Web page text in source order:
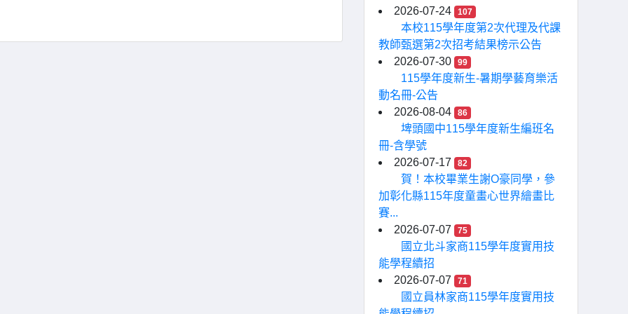
2026-07-24
107
本校115學年度第2次代理及代課
教師甄選第2次招考結果榜示公告
2026-07-30
99
115學年度新生-暑期學藝育樂活
動名冊-公告
2026-08-04
86
埤頭國中115學年度新生編班名
冊-含學號
2026-07-17
82
賀！本校畢業生謝O豪同學，參
加彰化縣115年度童畫心世界繪畫比
賽...
2026-07-07
75
國立北斗家商115學年度實用技
能學程續招
2026-07-07
71
國立員林家商115學年度實用技